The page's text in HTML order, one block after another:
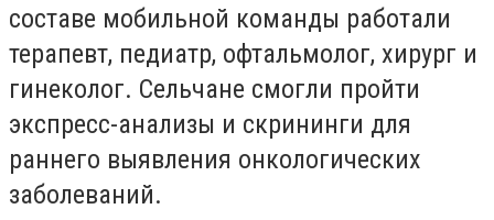
составе мобильной команды работали
терапевт, педиатр, офтальмолог, хирург и
гинеколог. Сельчане смогли пройти
экспресс-анализы и скрининги для
раннего выявления онкологических
заболеваний.